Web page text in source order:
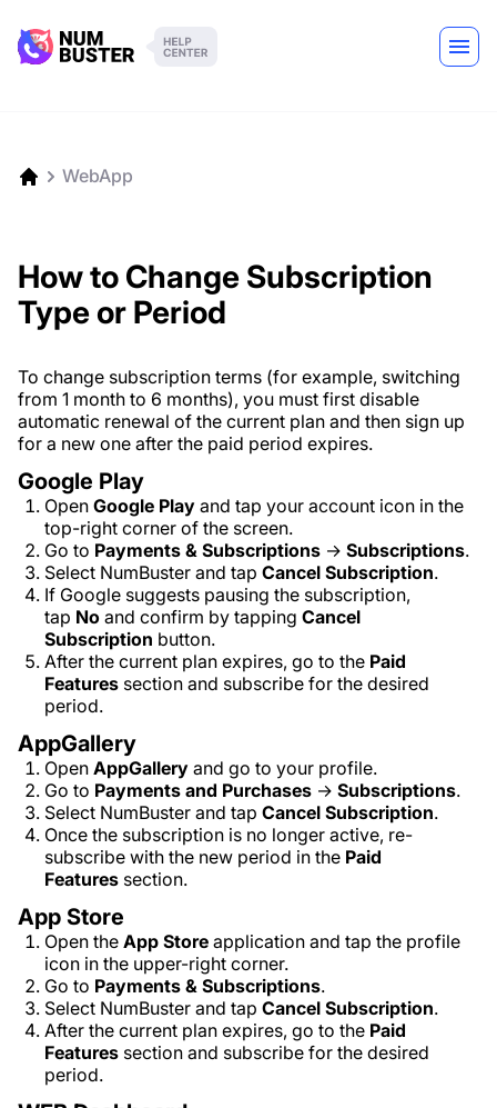
WebApp
How to Change Subscription
Type or Period
To change subscription terms (for example, switching
from 1 month to 6 months), you must first disable
automatic renewal of the current plan and then sign up
for a new one after the paid period expires.
Google Play
Open Google Play and tap your account icon in the
top-right corner of the screen.
Go to Payments & Subscriptions → Subscriptions.
Select NumBuster and tap Cancel Subscription.
If Google suggests pausing the subscription,
tap No and confirm by tapping Cancel
Subscription button.
After the current plan expires, go to the Paid
Features section and subscribe for the desired
period.
AppGallery
Open AppGallery and go to your profile.
Go to Payments and Purchases → Subscriptions.
Select NumBuster and tap Cancel Subscription.
Once the subscription is no longer active, re-
subscribe with the new period in the Paid
Features section.
App Store
Open the App Store application and tap the profile
icon in the upper-right corner.
Go to Payments & Subscriptions.
Select NumBuster and tap Cancel Subscription.
After the current plan expires, go to the Paid
Features section and subscribe for the desired
period.